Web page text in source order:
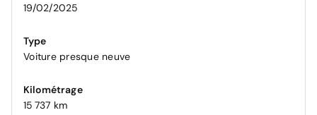
19/02/2025
Type
Voiture presque neuve
Kilométrage
15 737 km